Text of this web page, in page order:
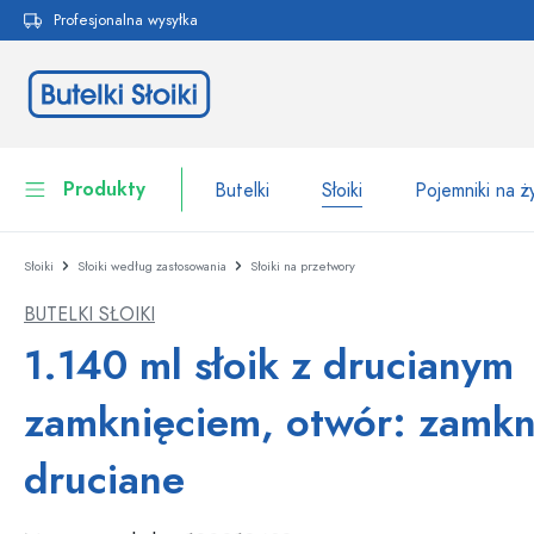
Przejdź do głównej nawigacji
Profesjonalna wysyłka
Produkty Butelki Słoiki Pojemniki na
Butelki
Pojemniki na żywność
Naczynia
Do kategorii Butelki
Butelki według marki
Butelki WECK
Słoiki Słoiki według zastosowania Słoiki na przetwory
BUTELKI SŁOIKI
1.140 ml słoik z drucianym
zamknięciem, otwór:
druciane